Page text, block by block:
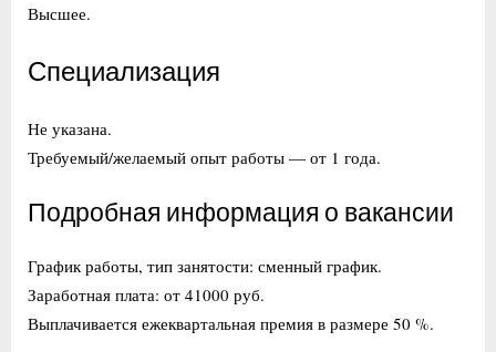
Высшее.
Специализация
Не указана.
Требуемый/желаемый опыт работы — от 1 года.
Подробная информация о вакансии
График работы, тип занятости: сменный график.
Заработная плата: от 41000 руб.
Выплачивается ежеквартальная премия в размере 50 %.